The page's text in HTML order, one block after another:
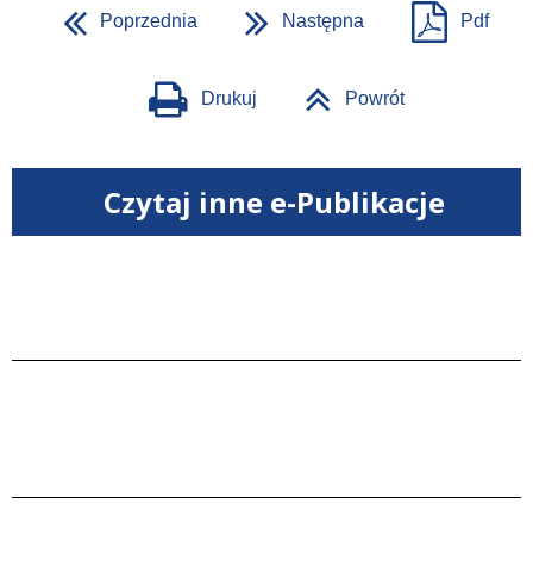
Poprzednia Następna Pdf
Drukuj Powrót
Czytaj inne e-Publikacje